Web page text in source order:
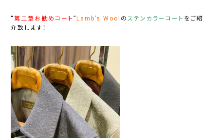
“第二章お勧めコート”Lamb’s Wool のステンカラーコート をご紹
介致します！